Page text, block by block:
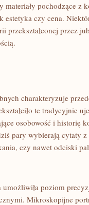
pochodzące z
czy cena.
przez
charakteryzuje
te tradycyjnie
osobowość i historię
pary wybierają cytaty
czy nawet odciski
poziom
Mikroskopijne